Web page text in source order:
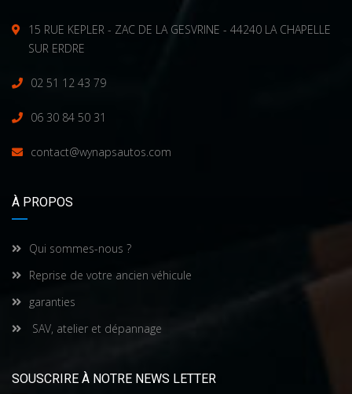
15 RUE KEPLER - ZAC DE LA GESVRINE - 44240 LA CHAPELLE
SUR ERDRE
02 51 12 43 79
06 30 84 50 31
contact@wynapsautos.com
À PROPOS
Qui sommes-nous ?
Reprise de votre ancien véhicule
garanties
SAV, atelier et dépannage
SOUSCRIRE À NOTRE NEWS LETTER